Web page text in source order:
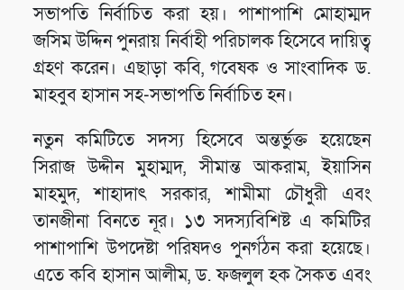
সভাপতি নির্বাচিত করা হয়। পাশাপাশি মোহাম্মদ
জসিম উদ্দিন পুনরায় নির্বাহী পরিচালক হিসেবে দায়িত্ব
গ্রহণ করেন। এছাড়া কবি, গবেষক ও সাংবাদিক ড.
মাহবুব হাসান সহ-সভাপতি নির্বাচিত হন।
নতুন কমিটিতে সদস্য হিসেবে অন্তর্ভুক্ত হয়েছেন
সিরাজ উদ্দীন মুহাম্মদ, সীমান্ত আকরাম, ইয়াসিন
মাহমুদ, শাহাদাৎ সরকার, শামীমা চৌধুরী এবং
তানজীনা বিনতে নূর। ১৩ সদস্যবিশিষ্ট এ কমিটির
পাশাপাশি উপদেষ্টা পরিষদও পুনর্গঠন করা হয়েছে।
এতে কবি হাসান আলীম, ড. ফজলুল হক সৈকত এবং